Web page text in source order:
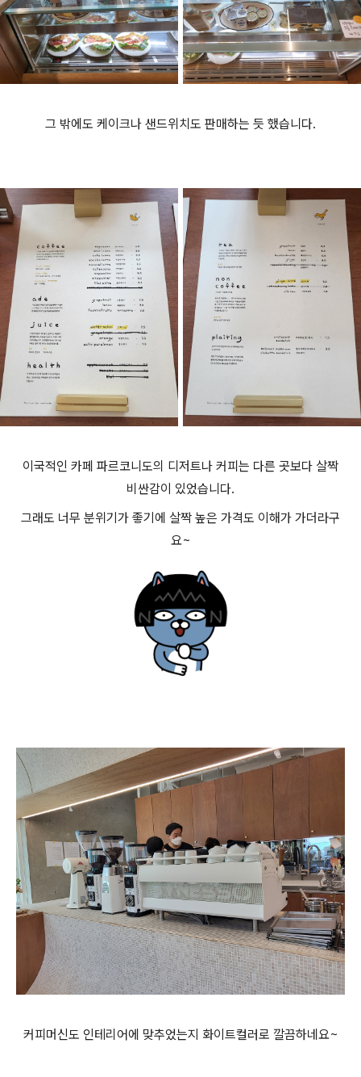
그 밖에도 케이크나 샌드위치도 판매하는 듯 했습니다.
이국적인 카페 파르코니도의 디저트나 커피는 다른 곳보다 살짝
비싼감이 있었습니다.
그래도 너무 분위기가 좋기에 살짝 높은 가격도 이해가 가더라구
요~
커피머신도 인테리어에 맞추었는지 화이트컬러로 깔끔하네요~